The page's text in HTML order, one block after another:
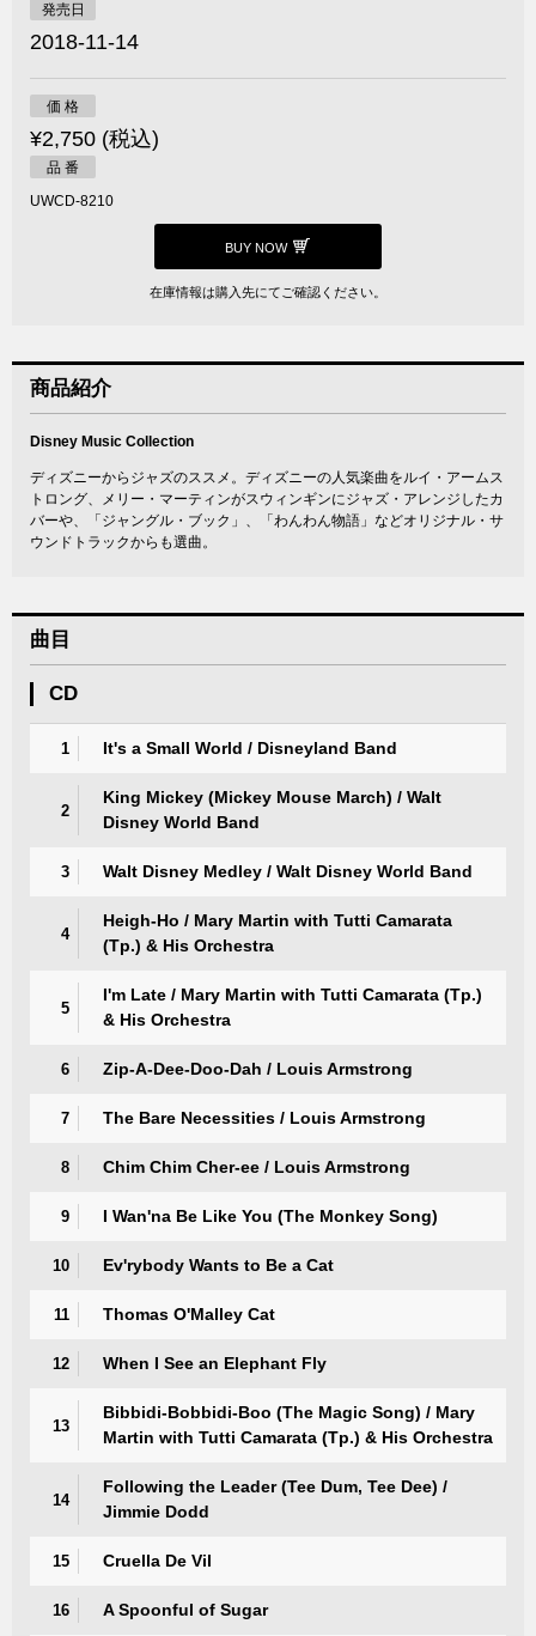
発売日
2018-11-14
価 格
¥2,750 (税込)
品 番
UWCD-8210
BUY NOW
在庫情報は購入先にてご確認ください。
商品紹介
Disney Music Collection
ディズニーからジャズのススメ。ディズニーの人気楽曲をルイ・アームス
トロング、メリー・マーティンがスウィンギンにジャズ・アレンジしたカ
バーや、「ジャングル・ブック」、「わんわん物語」などオリジナル・サ
ウンドトラックからも選曲。
曲目
CD
1 It's a Small World / Disneyland Band
2
King Mickey (Mickey Mouse March) / Walt
Disney World Band
3 Walt Disney Medley / Walt Disney World Band
4
Heigh-Ho / Mary Martin with Tutti Camarata
(Tp.) & His Orchestra
5
I'm Late / Mary Martin with Tutti Camarata (Tp.)
& His Orchestra
6 Zip-A-Dee-Doo-Dah / Louis Armstrong
7 The Bare Necessities / Louis Armstrong
8 Chim Chim Cher-ee / Louis Armstrong
9 I Wan'na Be Like You (The Monkey Song)
10 Ev'rybody Wants to Be a Cat
11 Thomas O'Malley Cat
12 When I See an Elephant Fly
13
Bibbidi-Bobbidi-Boo (The Magic Song) / Mary
Martin with Tutti Camarata (Tp.) & His Orchestra
14
Following the Leader (Tee Dum, Tee Dee) /
Jimmie Dodd
15 Cruella De Vil
16 A Spoonful of Sugar